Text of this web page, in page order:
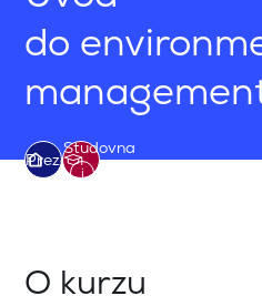
do
Prezenční
Studovna
i
O kurzu